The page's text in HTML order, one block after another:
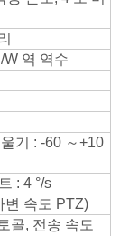
W 역 역수
기 : -60 ～+10
: 4 °/s
변 속도 PTZ)
콜, 전송 속도